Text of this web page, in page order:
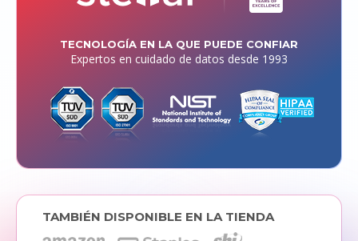
TECNOLOGÍA EN LA QUE PUEDE CONFIAR
Expertos en cuidado de datos desde 1993
TAMBIÉN DISPONIBLE EN LA TIENDA